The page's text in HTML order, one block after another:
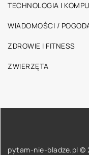
TECHNOLOGIA I
WIADOMOŚCI /
ZDROWIE I FITNESS
ZWIERZĘTA
pytam-nie-bladze.pl ©